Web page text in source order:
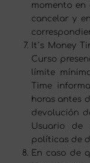
momento en
cancelar y
It´s Money
Curso
límite
Time
horas antes
devolución
Usuario de
políticas de
En caso de